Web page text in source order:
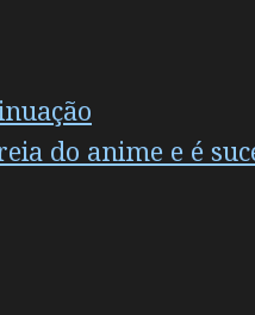
do anime e é